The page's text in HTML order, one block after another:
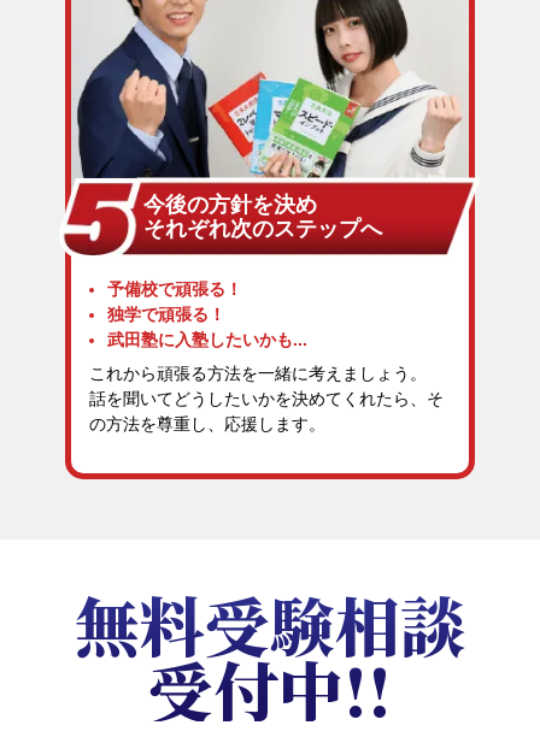
今後の方針を決め
それぞれ次のステップへ
予備校で頑張る！
独学で頑張る！
武田塾に入塾したいかも...
これから頑張る方法を一緒に考えましょう。
話を聞いてどうしたいかを決めてくれたら、そ
の方法を尊重し、応援します。
無料受験相談
受付中!!